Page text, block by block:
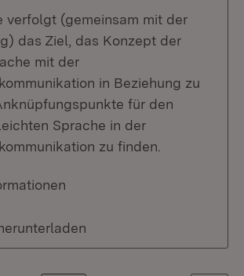
verfolgt (gemeinsam mit der
das Ziel, das Konzept der
mit der
in Beziehung zu
für den
Sprache in der
zu finden.